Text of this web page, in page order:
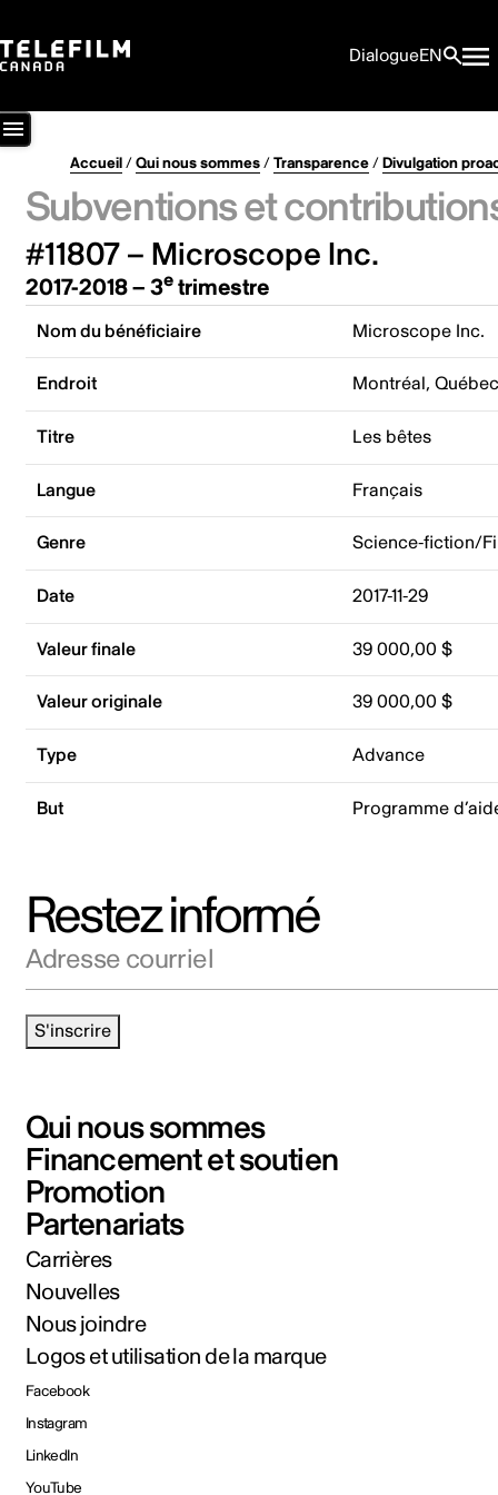
DialogueEN
Accueil/Qui nous sommes/Transparence/Divulgation
Subventions et
#11807 – Microscope Inc.
2017-2018 – 3etrimestre
Nom du bénéficiaire Microscope Inc.
Endroit Montréal,
Titre Les bêtes
Langue Français
Genre Science-fiction/
Date 2017-11-29
Valeur finale 39 000,00 $
Valeur originale 39 000,00 $
Type Advance
But Programme
Restez informé
S'inscrire
Qui nous sommes
Financement et soutien
Promotion
Partenariats
Carrières
Nouvelles
Nous joindre
Logos et utilisation de la marque
Facebook
Instagram
LinkedIn
YouTube